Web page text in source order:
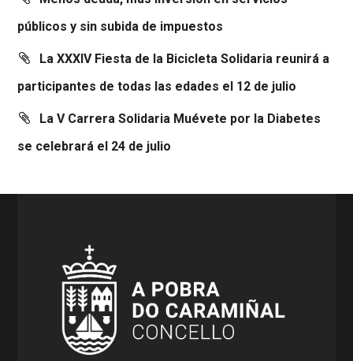
públicos y sin subida de impuestos
La XXXIV Fiesta de la Bicicleta Solidaria reunirá a
participantes de todas las edades el 12 de julio
La V Carrera Solidaria Muévete por la Diabetes
se celebrará el 24 de julio